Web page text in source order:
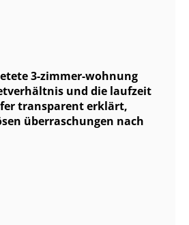
3-zimmer-wohnung
und die laufzeit
transparent erklärt,
überraschungen nach